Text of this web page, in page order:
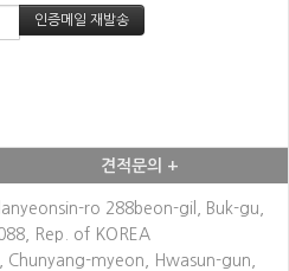
견적문의 +
ro 288beon-gil, Buk-gu,
Rep. of KOREA
Chunyang-myeon, Hwasun-gun,